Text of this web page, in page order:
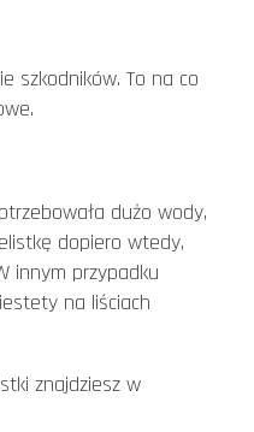
szkodników. To na co
dużo wody,
dopiero wtedy,
innym przypadku
na liściach
znajdziesz w